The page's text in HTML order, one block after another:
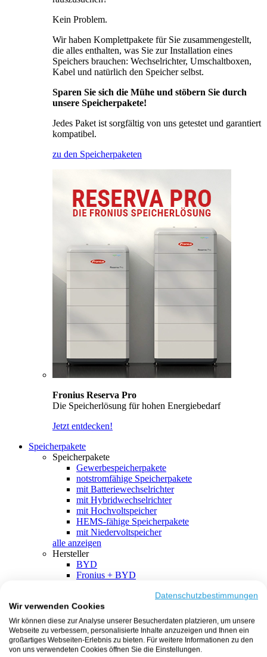
Kein Problem.
Wir haben Komplettpakete für Sie zusammengestellt,
die alles enthalten, was Sie zur Installation eines
Speichers brauchen: Wechselrichter, Umschaltboxen,
Kabel und natürlich den Speicher selbst.
Sparen Sie sich die Mühe und stöbern Sie durch
unsere Speicherpakete!
Jedes Paket ist sorgfältig von uns getestet und garantiert
kompatibel.
zu den Speicherpaketen
Fronius Reserva Pro
Die Speicherlösung für hohen Energiebedarf
Jetzt entdecken!
Speicherpakete
Speicherpakete
Gewerbespeicherpakete
notstromfähige Speicherpakete
mit Batteriewechselrichter
mit Hybridwechselrichter
mit Hochvoltspeicher
HEMS-fähige Speicherpakete
mit Niedervoltspeicher
alle anzeigen
Hersteller
BYD
Fronius + BYD
SMA + BYD
EcoFlow
EcoFlow + EcoFlow
FENECON
FENECON + FENECON
Datenschutzbestimmungen
Wir verwenden Cookies
Wir können diese zur Analyse unserer Besucherdaten platzieren, um unsere
Webseite zu verbessern, personalisierte Inhalte anzuzeigen und Ihnen ein
großartiges Webseiten-Erlebnis zu bieten. Für weitere Informationen zu den
von uns verwendeten Cookies öffnen Sie die Einstellungen.